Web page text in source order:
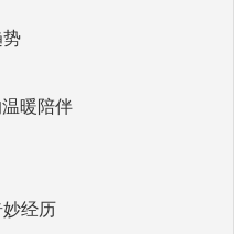
势
暖陪伴
经历